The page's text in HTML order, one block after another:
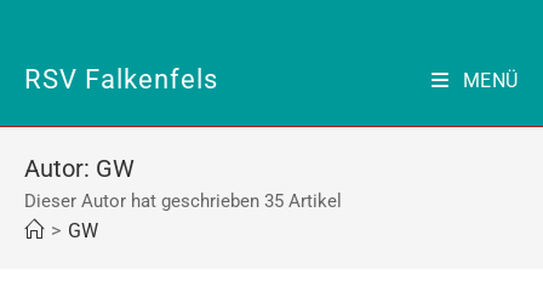
springen
RSV Falkenfels MENÜ
Autor: GW
Dieser Autor hat geschrieben 35 Artikel
> GW